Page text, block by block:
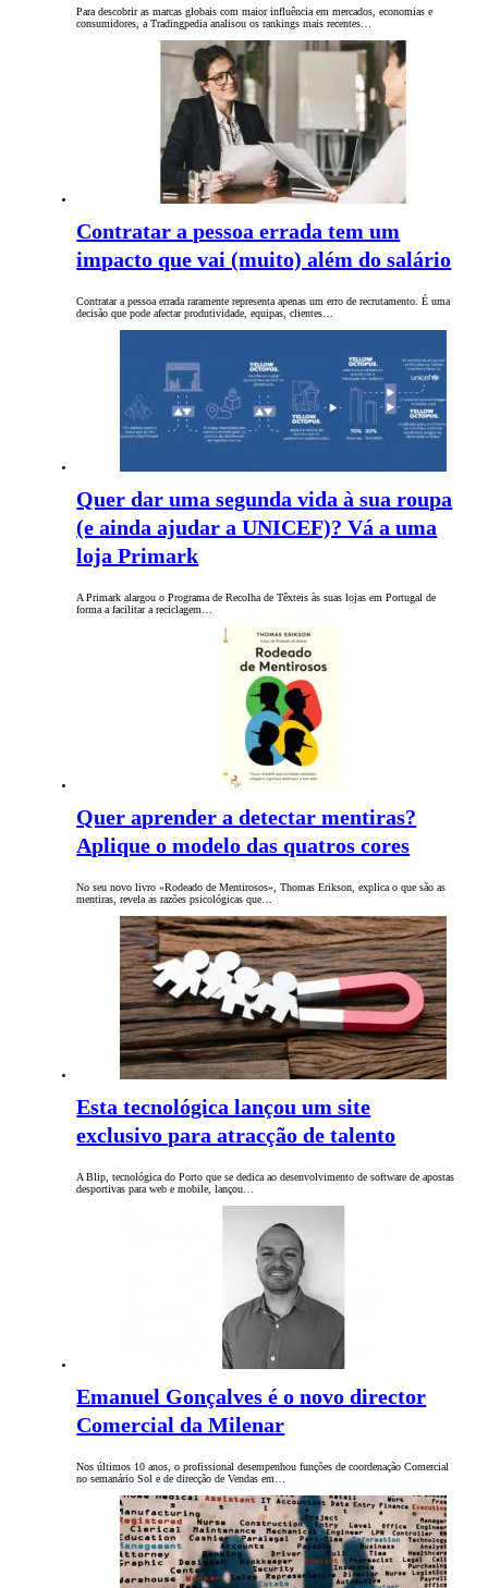
Para descobrir as marcas globais com maior influência em mercados, economias e
consumidores, a Tradingpedia analisou os rankings mais recentes…
Contratar a pessoa errada tem um
impacto que vai (muito) além do salário
Contratar a pessoa errada raramente representa apenas um erro de recrutamento. É uma
decisão que pode afectar produtividade, equipas, clientes…
Quer dar uma segunda vida à sua roupa
(e ainda ajudar a UNICEF)? Vá a uma
loja Primark
A Primark alargou o Programa de Recolha de Têxteis às suas lojas em Portugal de
forma a facilitar a reciclagem…
Quer aprender a detectar mentiras?
Aplique o modelo das quatros cores
No seu novo livro «Rodeado de Mentirosos», Thomas Erikson, explica o que são as
mentiras, revela as razões psicológicas que…
Esta tecnológica lançou um site
exclusivo para atracção de talento
A Blip, tecnológica do Porto que se dedica ao desenvolvimento de software de apostas
desportivas para web e mobile, lançou…
Emanuel Gonçalves é o novo director
Comercial da Milenar
Nos últimos 10 anos, o profissional desempenhou funções de coordenação Comercial
no semanário Sol e de direcção de Vendas em…